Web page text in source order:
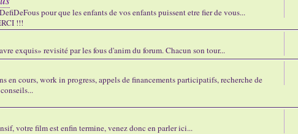
pour que les enfants de vos enfants puissent etre fier de vous...
!!!
exquis» revisité par les fous d'anim du forum. Chacun son tour...
en cours, work in progress, appels de financements participatifs, recherche de
votre film est enfin termine, venez donc en parler ici...